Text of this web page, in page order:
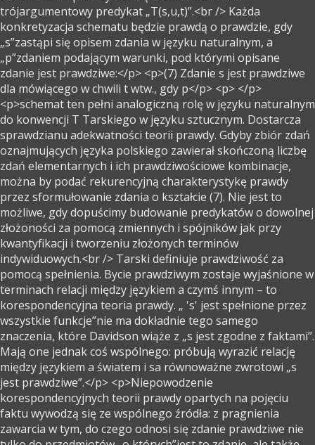
trójargumentowy predykat „T(s,u,t)”.<br /> Każda
konkretyzacja schematu będzie prawdą o prawdzie, gdy
„s”zastąpi się opisem zdania w języku naturalnym, a
„p”zdaniem podającym warunki, pod którymi opisane
zdanie jest prawdziwe:</p> <p>(7) Zdanie s jest prawdziwe
dla mówiącego w chwili t wtw., gdy p</p> <p> </p>
<p>schemat ten pełni analogiczną rolę w języku naturalnym
do konwencji T Tarskiego w języku sztucznym. Dostarcza
sprawdzianu adekwatności teorii prawdy. Gdyby zbiór zdań
oznajmujących języka polskiego zawierał skończoną liczbę
zdań elementarnych i ich prawdziwościowe kombinacje,
można by podać rekurencyjną charakterystykę prawdy
przez sformułowanie zdania o kształcie (7). Nie jest to
możliwe, gdy dopuścimy budowanie predykatów o dowolnej
złożoności za pomocą zmiennych i spójników jak przy
kwantyfikacji i tworzeniu złożonych terminów
indywiduowych.<br /> Tarski definiuje prawdziwość za
pomocą spełnienia. Bycie prawdziwym zostaje wyjaśnione w
terminach relacji między językiem a czymś innym – to
korespondencyjna teoria prawdy. „ 's' jest spełnione przez
wszystkie funkcje”nie ma dokładnie tego samego
znaczenia, które Davidson wiąże z „s jest zgodne z faktami”.
Mają one jednak coś wspólnego: próbują wyrazić relację
między językiem a światem i sa równoważne zwrotowi „s
jest prawdziwe”.</p> <p>Niepowodzenie
korespondencyjnych teorii prawdy opartych na pojęciu
faktu wywodzą się ze wspólnego źródła: z pragnienia
zawarcia w tym, do czego odnosi się zdanie prawdziwe nie